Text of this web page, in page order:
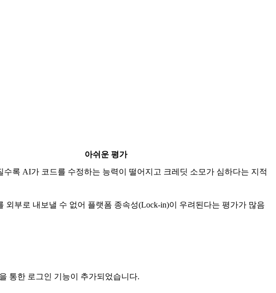
아쉬운 평가
수록 AI가 코드를 수정하는 능력이 떨어지고 크레딧 소모가 심하다는 지적
외부로 내보낼 수 없어 플랫폼 종속성(Lock-in)이 우려된다는 평가가 많음
통한 로그인 기능이 추가되었습니다.